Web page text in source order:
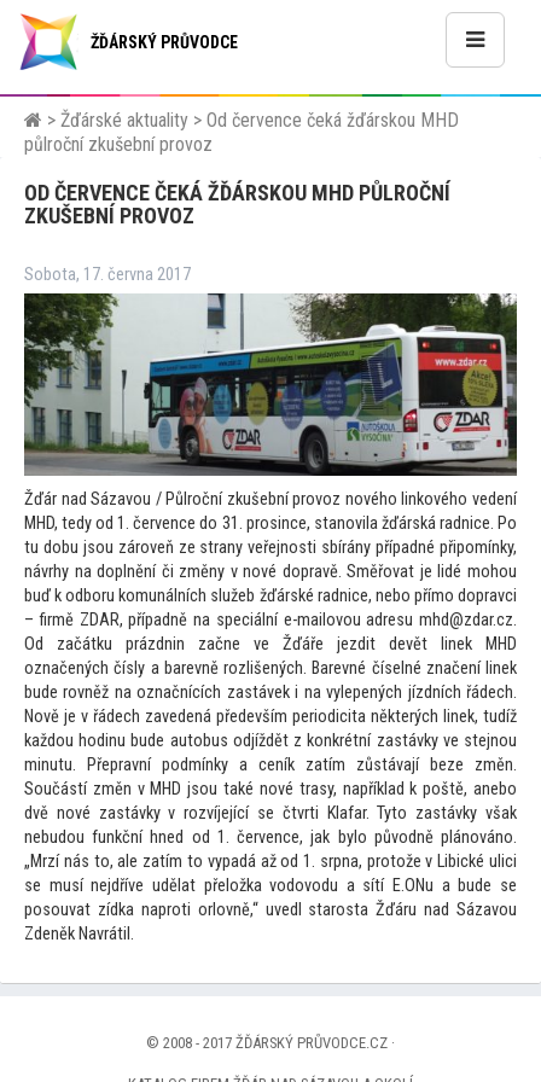
ŽĎÁRSKÝ PRŮVODCE
> Žďárské aktuality > Od července čeká žďárskou MHD
půlroční zkušební provoz
OD ČERVENCE ČEKÁ ŽĎÁRSKOU MHD PŮLROČNÍ
ZKUŠEBNÍ PROVOZ
Sobota, 17. června 2017
Žďár nad Sázavou / Půlroční zkušební provoz nového linkového vedení
MHD, tedy od 1. července do 31. prosince, stanovila žďárská radnice. Po
tu dobu jsou zároveň ze strany veřejnosti sbírány případné připomínky,
návrhy na doplnění či změny v nové dopravě. Směřovat je lidé mohou
buď k odboru komunálních služeb žďárské radnice, nebo přímo dopravci
– firmě ZDAR, případně na speciální e-mailovou adresu mhd@zdar.cz.
Od začátku prázdnin začne ve Žďáře jezdit devět linek MHD
označených čísly a barevně rozlišených. Barevné číselné značení linek
bude rovněž na označnících zastávek i na vylepených jízdních řádech.
Nově je v řádech zavedená především periodicita některých linek, tudíž
každou hodinu bude autobus odjíždět z konkrétní zastávky ve stejnou
minutu. Přepravní podmínky a ceník zatím zůstávají beze změn.
Součástí změn v MHD jsou také nové trasy, například k poště, anebo
dvě nové zastávky v rozvíjející se čtvrti Klafar. Tyto zastávky však
nebudou funkční hned od 1. července, jak bylo původně plánováno.
„Mrzí nás to, ale zatím to vypadá až od 1. srpna, protože v Libické ulici
se musí nejdříve udělat přeložka vodovodu a sítí E.ONu a bude se
posouvat zídka naproti orlovně,“ uvedl starosta Žďáru nad Sázavou
Zdeněk Navrátil.
© 2008 - 2017 ŽĎÁRSKÝ PRŮVODCE.CZ ·